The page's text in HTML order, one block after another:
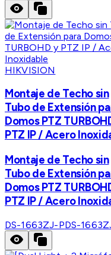
HIKVISION
Montaje de Techo sin
Tubo de Extensión
Domos PTZ
PTZ IP / Acero
Montaje de Techo sin
Tubo de Extensión
Domos PTZ
PTZ IP / Acero
DS-1663ZJ-PDS-